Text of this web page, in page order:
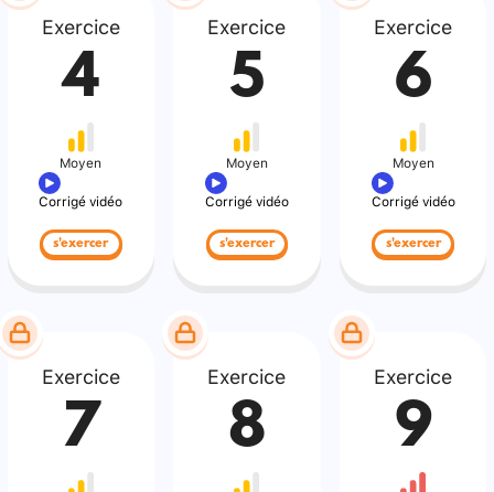
Exercice
4
Moyen
Corrigé vidéo
s'exercer
Exercice
5
Moyen
Corrigé vidéo
s'exercer
Exercice
6
Moyen
Corrigé vidéo
s'exercer
Exercice
7
Exercice
8
Exercice
9